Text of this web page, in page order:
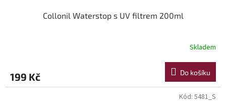
Collonil Waterstop s UV filtrem 200ml
Skladem
199 Kč Do košíku
Kód: 5481_S